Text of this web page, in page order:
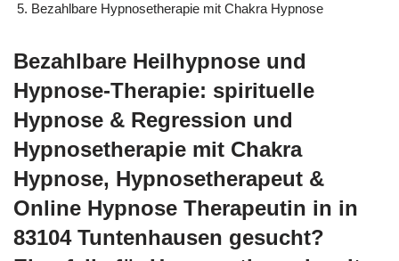
Bezahlbare Hypnosetherapie mit Chakra Hypnose
Bezahlbare Heilhypnose und
Hypnose-Therapie: spirituelle
Hypnose & Regression und
Hypnosetherapie mit Chakra
Hypnose, Hypnosetherapeut &
Online Hypnose Therapeutin in in
83104 Tuntenhausen gesucht?